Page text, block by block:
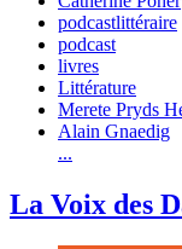
podcastlittéraire
podcast
livres
Littérature
Merete Pryds
Alain Gnaedig
...
La Voix des